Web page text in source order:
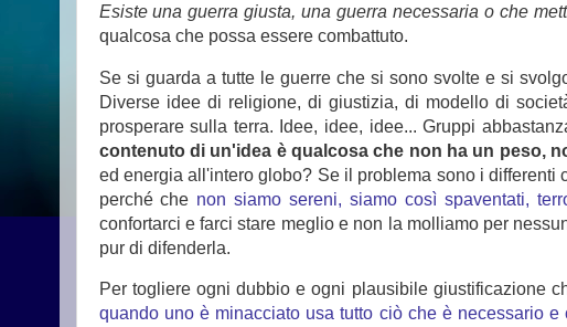
Esiste una guerra giusta, una guerra necessaria o che
qualcosa che possa essere combattuto.
Se si guarda a tutte le guerre che si sono svolte e si
Diverse idee di religione, di giustizia, di modello di
prosperare sulla terra. Idee, idee, idee... Gruppi
contenuto di un'idea è qualcosa che non ha un peso,
ed energia all'intero globo? Se il problema sono i
perché che non siamo sereni, siamo così spaventati,
confortarci e farci stare meglio e non la molliamo per
pur di difenderla.
Per togliere ogni dubbio e ogni plausibile giustificazione
quando uno è minacciato usa tutto ciò che è necessario